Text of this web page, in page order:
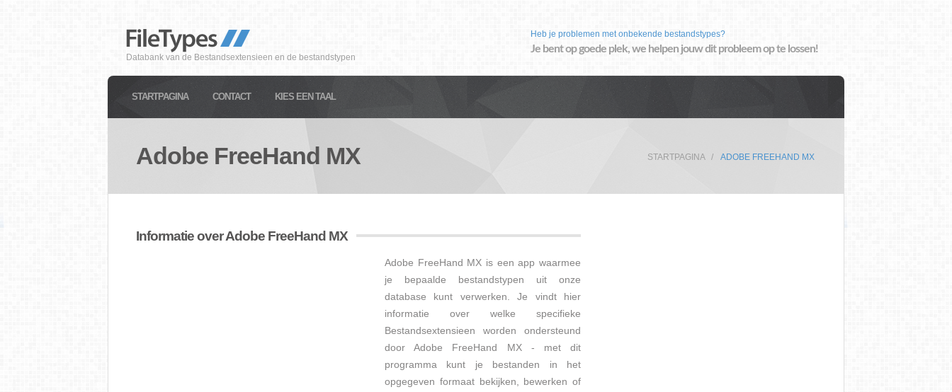
Databank van de Bestandsextensieen en de bestandstypen
Heb je problemen met onbekende bestandstypes?
Je bent op goede plek, we helpen jouw dit probleem op te lossen!
STARTPAGINA CONTACT KIES EEN TAAL
Adobe FreeHand MX STARTPAGINA ADOBE FREEHAND MX
Informatie over Adobe FreeHand MX
Adobe FreeHand MX is een app waarmee
je bepaalde bestandstypen uit onze
database kunt verwerken. Je vindt hier
informatie over welke specifieke
Bestandsextensieen worden ondersteund
door Adobe FreeHand MX - met dit
programma kunt je bestanden in het
opgegeven formaat bekijken, bewerken of